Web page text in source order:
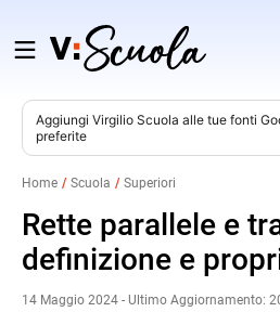
Salta
contenuto
Aggiungi Virgilio Scuola alle tue fonti
preferite
Home Scuola Superiori
Rette parallele e
definizione e
14 Maggio 2024 - Ultimo Aggiornamento: